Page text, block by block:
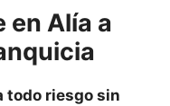
en Alía a
todo riesgo sin